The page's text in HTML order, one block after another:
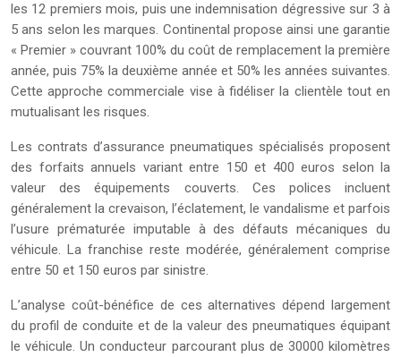
les 12 premiers mois, puis une indemnisation dégressive sur 3 à
5 ans selon les marques. Continental propose ainsi une garantie
« Premier » couvrant 100% du coût de remplacement la première
année, puis 75% la deuxième année et 50% les années suivantes.
Cette approche commerciale vise à fidéliser la clientèle tout en
mutualisant les risques.
Les contrats d’assurance pneumatiques spécialisés proposent
des forfaits annuels variant entre 150 et 400 euros selon la
valeur des équipements couverts. Ces polices incluent
généralement la crevaison, l’éclatement, le vandalisme et parfois
l’usure prématurée imputable à des défauts mécaniques du
véhicule. La franchise reste modérée, généralement comprise
entre 50 et 150 euros par sinistre.
L’analyse coût-bénéfice de ces alternatives dépend largement
du profil de conduite et de la valeur des pneumatiques équipant
le véhicule. Un conducteur parcourant plus de 30000 kilomètres